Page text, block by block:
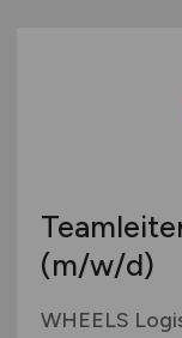
(m/w/d)
WHEELS